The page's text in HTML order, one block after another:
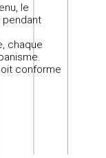
le
pendant
chaque
conforme